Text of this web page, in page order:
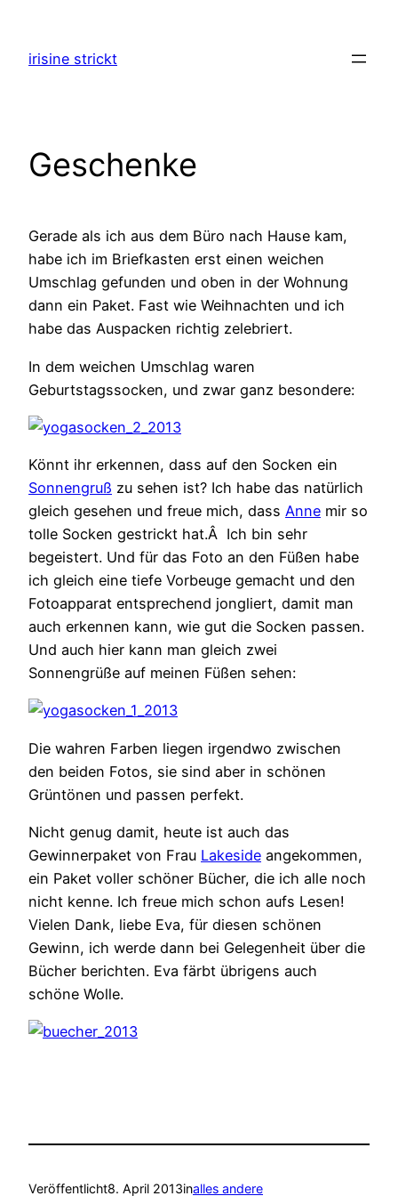
springen
irisine strickt
Geschenke
Gerade als ich aus dem Büro nach Hause kam,
habe ich im Briefkasten erst einen weichen
Umschlag gefunden und oben in der Wohnung
dann ein Paket. Fast wie Weihnachten und ich
habe das Auspacken richtig zelebriert.
In dem weichen Umschlag waren
Geburtstagssocken, und zwar ganz besondere:
Könnt ihr erkennen, dass auf den Socken ein
Sonnengruß zu sehen ist? Ich habe das natürlich
gleich gesehen und freue mich, dass Anne mir so
tolle Socken gestrickt hat.Â Ich bin sehr
begeistert. Und für das Foto an den Füßen habe
ich gleich eine tiefe Vorbeuge gemacht und den
Fotoapparat entsprechend jongliert, damit man
auch erkennen kann, wie gut die Socken passen.
Und auch hier kann man gleich zwei
Sonnengrüße auf meinen Füßen sehen:
Die wahren Farben liegen irgendwo zwischen
den beiden Fotos, sie sind aber in schönen
Grüntönen und passen perfekt.
Nicht genug damit, heute ist auch das
Gewinnerpaket von Frau Lakeside angekommen,
ein Paket voller schöner Bücher, die ich alle noch
nicht kenne. Ich freue mich schon aufs Lesen!
Vielen Dank, liebe Eva, für diesen schönen
Gewinn, ich werde dann bei Gelegenheit über die
Bücher berichten. Eva färbt übrigens auch
schöne Wolle.
Veröffentlicht8. April 2013inalles andere